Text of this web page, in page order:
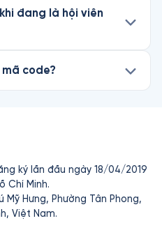
đang là hội viên
mã code?
ký lần đầu ngày 18/04/2019
Chí Minh.
Mỹ Hưng, Phường Tân Phong,
Việt Nam.